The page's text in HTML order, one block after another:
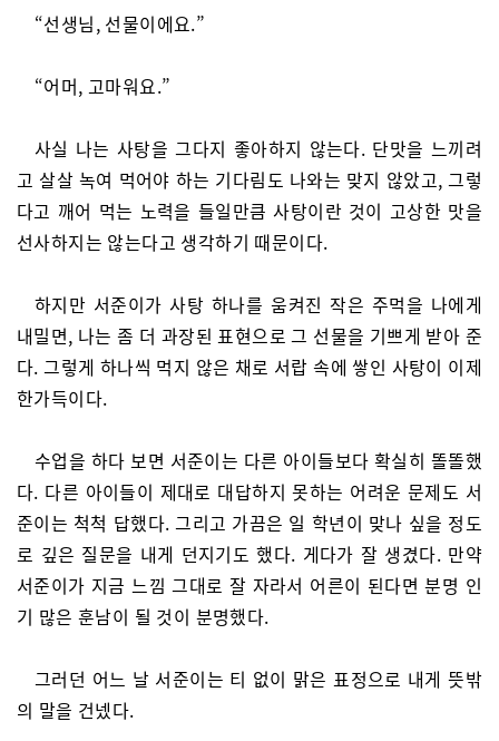
“선생님, 선물이에요.”
“어머, 고마워요.”
사실 나는 사탕을 그다지 좋아하지 않는다. 단맛을 느끼려
고 살살 녹여 먹어야 하는 기다림도 나와는 맞지 않았고, 그렇
다고 깨어 먹는 노력을 들일만큼 사탕이란 것이 고상한 맛을
선사하지는 않는다고 생각하기 때문이다.
하지만 서준이가 사탕 하나를 움켜진 작은 주먹을 나에게
내밀면, 나는 좀 더 과장된 표현으로 그 선물을 기쁘게 받아 준
다. 그렇게 하나씩 먹지 않은 채로 서랍 속에 쌓인 사탕이 이제
한가득이다.
수업을 하다 보면 서준이는 다른 아이들보다 확실히 똘똘했
다. 다른 아이들이 제대로 대답하지 못하는 어려운 문제도 서
준이는 척척 답했다. 그리고 가끔은 일 학년이 맞나 싶을 정도
로 깊은 질문을 내게 던지기도 했다. 게다가 잘 생겼다. 만약
서준이가 지금 느낌 그대로 잘 자라서 어른이 된다면 분명 인
기 많은 훈남이 될 것이 분명했다.
그러던 어느 날 서준이는 티 없이 맑은 표정으로 내게 뜻밖
의 말을 건넸다.